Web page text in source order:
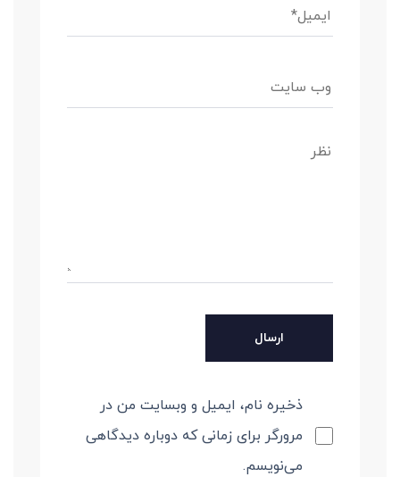
ذخیره نام، ایمیل و وبسایت من در
مرورگر برای زمانی که دوباره دیدگاهی
می‌نویسم.